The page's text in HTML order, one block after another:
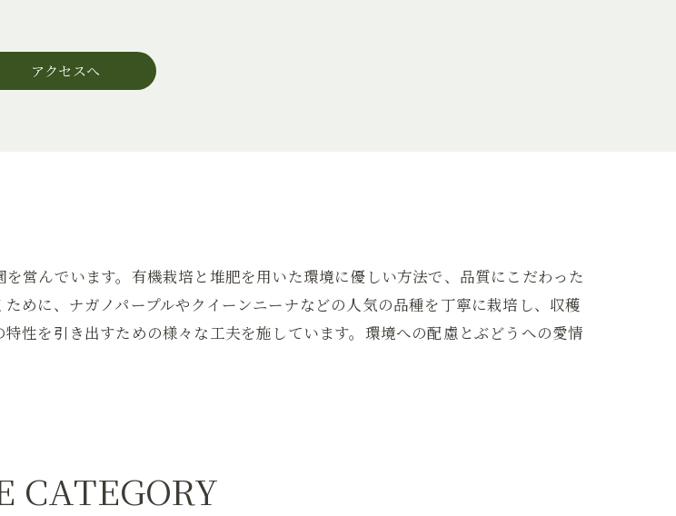
アクセスへ
営んでいます。有機栽培と堆肥を用いた環境に優しい方法で、品質にこだわった
めに、ナガノパープルやクイーンニーナなどの人気の品種を丁寧に栽培し、収穫
性を引き出すための様々な工夫を施しています。環境への配慮とぶどうへの愛情
CATEGORY